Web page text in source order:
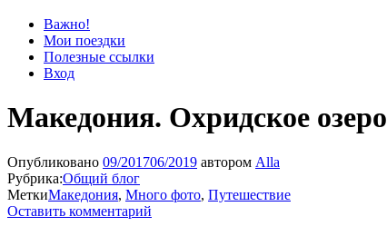
Просто блог
Мир удивительней, чем кажется
Важно!
Мои поездки
Полезные ссылки
Вход
Македония. Охридское озеро
Опубликовано 09/201706/2019 автором Alla
Рубрика:Общий блог
МеткиМакедония, Много фото, Путешествие
Оставить комментарий